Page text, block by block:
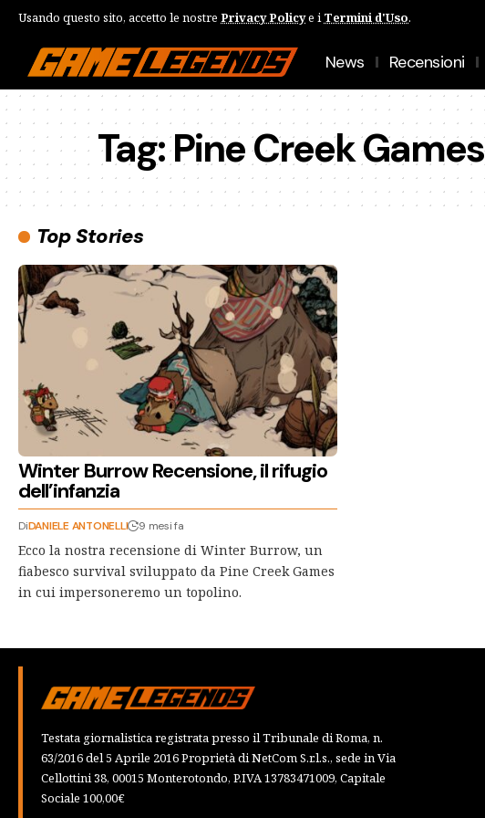
Usando questo sito, accetto le nostre Privacy Policye i Termini d'Uso.
News Recensioni
Tag:Pine Creek Games
Top Stories
Winter Burrow Recensione, il rifugio
dell’infanzia
DiDANIELE ANTONELLI 9 mesi fa
Ecco la nostra recensione di Winter Burrow, un
fiabesco survival sviluppato da Pine Creek Games
in cui impersoneremo un topolino.
Testata giornalistica registrata presso il Tribunale di Roma, n.
63/2016 del 5 Aprile 2016 Proprietà di NetCom S.r.l.s., sede in Via
Cellottini 38, 00015 Monterotondo, P.IVA 13783471009, Capitale
Sociale 100,00€